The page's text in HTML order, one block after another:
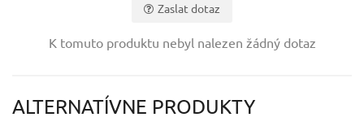
Zaslat dotaz
K tomuto produktu nebyl nalezen žádný dotaz
ALTERNATÍVNE PRODUKTY